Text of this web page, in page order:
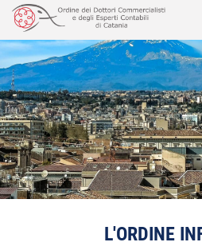
Vai
contenuto
L'ORDINE